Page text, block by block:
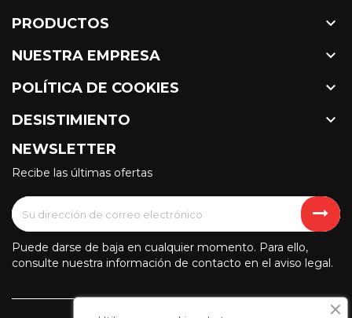
PRODUCTOS 
NUESTRA EMPRESA 
POLÍTICA DE COOKIES 
DESISTIMIENTO 
NEWSLETTER
Recibe las últimas ofertas
Puede darse de baja en cualquier momento. Para ello,
consulte nuestra información de contacto en el aviso legal.